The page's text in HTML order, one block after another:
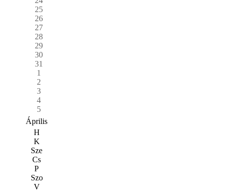
25
26
27
28
29
30
31
1
2
3
4
5
Április
H
K
Sze
Cs
P
Szo
V